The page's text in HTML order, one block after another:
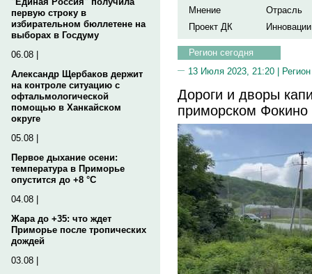
первую строку в
избирательном бюллетене на
выборах в Госдуму
06.08 |
Александр Щербаков держит
на контроле ситуацию с
офтальмологической
помощью в Ханкайском
округе
05.08 |
Первое дыхание осени:
температура в Приморье
опустится до +8 °C
04.08 |
Жара до +35: что ждет
Приморье после тропических
дождей
03.08 |
Мнение
Отрасль
Проект ДК
Инновации
Регион сегодня
13 Июля 2023, 21:20 |
Дороги и дворы
приморском Фокино